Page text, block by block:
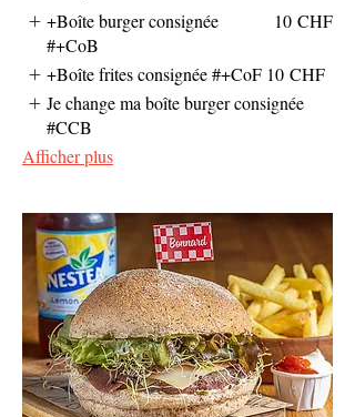
+Boîte burger consignée
#+CoB
10 CHF
+Boîte frites consignée #+CoF 10 CHF
Je change ma boîte burger consignée
#CCB
Afficher plus